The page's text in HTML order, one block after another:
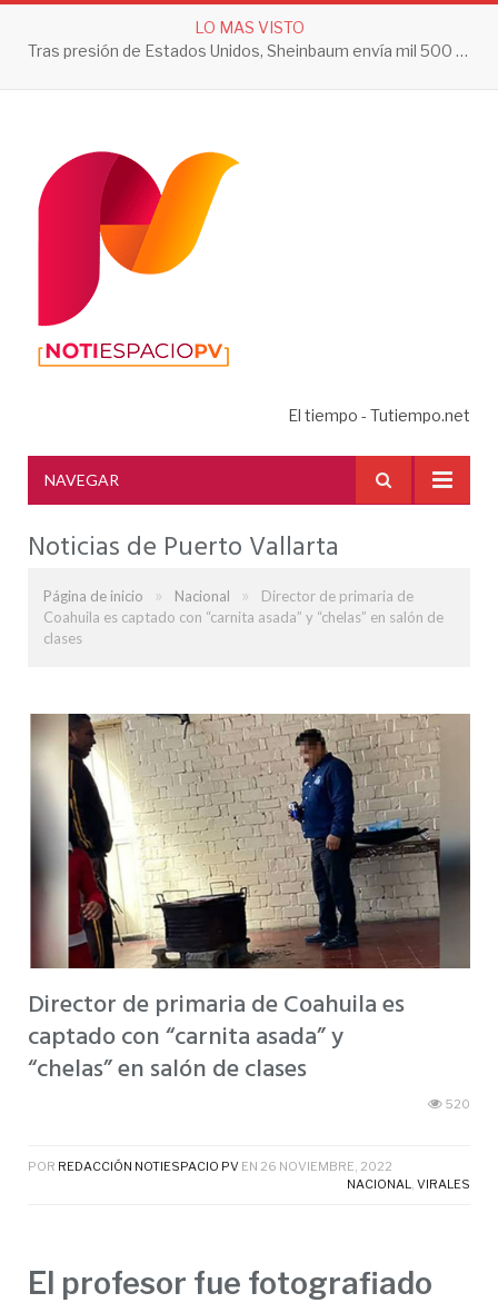
LO MAS VISTO
Tras presión de Estados Unidos, Sheinbaum envía mil 500 soldados a Michoacán
El tiempo - Tutiempo.net
NAVEGAR
Noticias de Puerto Vallarta
Página de inicio » Nacional »
Director de primaria de
Coahuila es captado con “carnita asada” y “chelas” en salón de
clases
Director de primaria de Coahuila es
captado con “carnita asada” y
“chelas” en salón de clases
520
POR REDACCIÓN NOTIESPACIO PV EN 26 NOVIEMBRE, 2022
NACIONAL
VIRALES
El profesor fue fotografiado